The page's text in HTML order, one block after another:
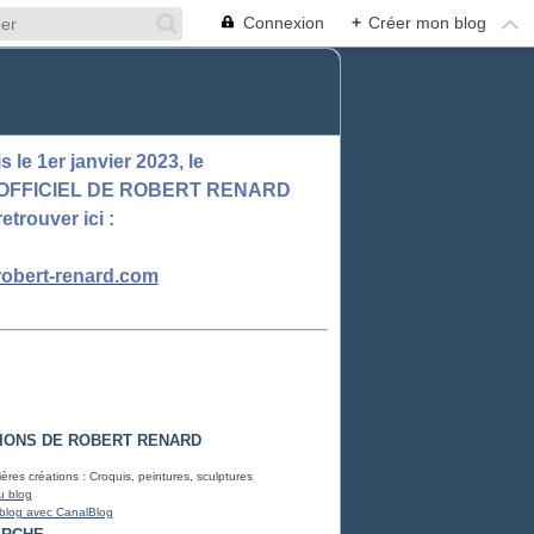
Connexion + Créer mon blog
le 1er janvier 2023, le
DE ROBERT RENARD
ici :
renard.com
DE ROBERT RENARD
créations : Croquis, peintures, sculptures
blog
avec CanalBlog